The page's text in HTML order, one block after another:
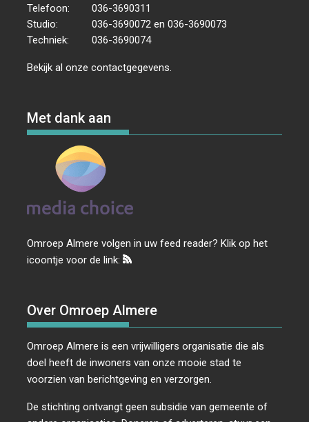
Telefoon:
036-3690311
Studio:
036-3690072 en 036-3690073
Techniek:
036-3690074
Bekijk al onzecontactgegevens
Met dank aan
Omroep Almere volgen in uw feed reader? Klik op het
icoontje voor de link:
Over Omroep Almere
Omroep Almere is een vrijwilligers organisatie die als
doel heeft de inwoners van onze mooie stad te
voorzien van berichtgeving en verzorgen.
De stichting ontvangt geen subsidie van gemeente of